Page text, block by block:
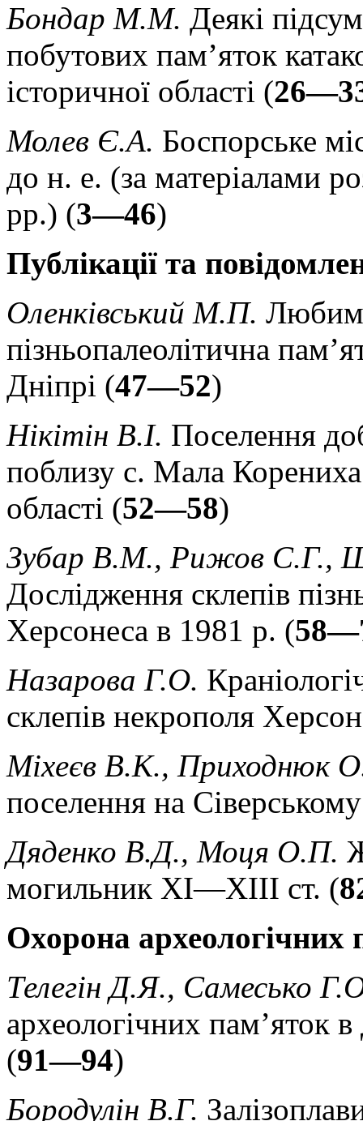
Бондар М.М. Деякі
побутових пам’яток
історичної області (
Молев Є.А. Боспорське
до н. е. (за матеріалами
рр.) (3—46)
Публікації та
Оленківський М.П.
пізньопалеолітична
Дніпрі (47—52)
Нікітін В.І. Поселення
поблизу с. Мала
області (52—58)
Зубар В.М., Рижов С.Г.,
Дослідження склепів
Херсонеса в 1981 р. (
Назарова Г.О.
склепів некрополя
Міхеєв В.К., Приходнюк
поселення на
Дяденко В.Д., Моця О.П.
могильник XI—XIII ст. (
Охорона археологічних
Телегін Д.Я., Самесько
археологічних пам’яток
(91—94)
Бородулін В.Г.